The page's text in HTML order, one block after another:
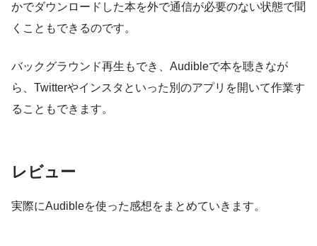
かでダウンロードした本を外で通信が必要のない状態で聞
くこともできるのです。
バックグラウンド再生もでき、Audibleで本を聴きなが
ら、Twitterやインスタといった別のアプリを開いて作業す
ることもできます。
レビュー
実際にAudibleを使った感想をまとめていきます。